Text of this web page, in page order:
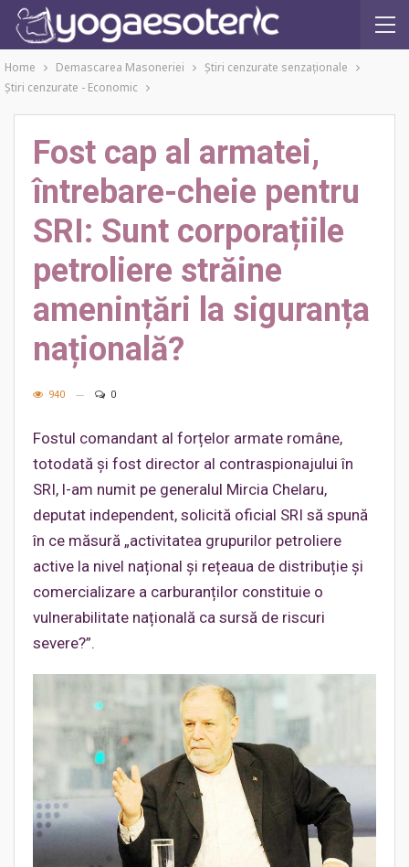
Home Demascarea Masoneriei
Ştiri cenzurate senzaţionale
Ştiri cenzurate - Economic
Fost cap al armatei,
întrebare-cheie pentru
SRI: Sunt corporațiile
petroliere străine
amenințări la siguranța
națională?
940 0
Fostul comandant al forțelor armate române,
totodată și fost director al contraspionajului în
SRI, l-am numit pe generalul Mircia Chelaru,
deputat independent, solicită oficial SRI să spună
în ce măsură „activitatea grupurilor petroliere
active la nivel național și rețeaua de distribuție și
comercializare a carburanților constituie o
vulnerabilitate națională ca sursă de riscuri
severe?”.